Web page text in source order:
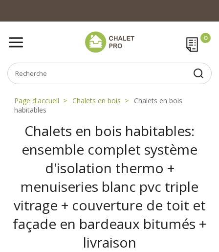
Page d'accueil Chalets en bois
Chalets en bois
habitables
Chalets en bois habitables:
ensemble complet système
d'isolation thermo +
menuiseries blanc pvc triple
vitrage + couverture de toit et
façade en bardeaux bitumés +
livraison